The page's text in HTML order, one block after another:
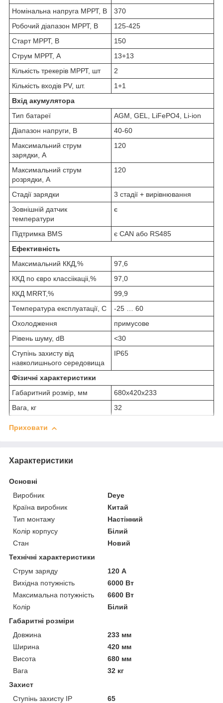
Номінальна напруга МРРТ, В
370
Робочий діапазон МРРТ, В
125-425
Старт МРРТ, В
150
Струм МРРТ, А
13+13
Кількість трекерів МРРТ, шт
2
Кількість входів PV, шт.
1+1
Вхід акумулятора
Тип батареї
AGM, GEL, LiFePO4, Li-ion
Діапазон напруги, В
40-60
Максимальний струм
зарядки, А
120
Максимальний струм
розрядки, А
120
Стадії зарядки
3 стадії + вирівнювання
Зовнішній датчик
температури
є
Підтримка BMS
є CAN або RS485
Ефективність
Максимальний ККД,%
97,6
ККД по євро классіікаціі,%
97,0
ККД MRRT,%
99,9
Температура експлуатації, С
-25 … 60
Охолодження
примусове
Рівень шуму, dB
<30
Ступінь захисту від
навколишнього середовища
IP65
Фізичні характеристики
Габаритний розмір, мм
680х420х233
Вага, кг
32
Приховати
Характеристики
Основні
Виробник
Deye
Країна виробник
Китай
Тип монтажу
Настінний
Колір корпусу
Білий
Стан
Новий
Технічні характеристики
Струм заряду
120 А
Вихідна потужність
6000 Вт
Максимальна потужність
6600 Вт
Колір
Білий
Габаритні розміри
Довжина
233 мм
Ширина
420 мм
Висота
680 мм
Вага
32 кг
Захист
Ступінь захисту IP
65